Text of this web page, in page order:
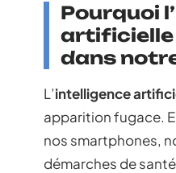
Pourquoi
artificielle
dans
L’intelligence
apparition fugace.
nos smartphones,
démarches de